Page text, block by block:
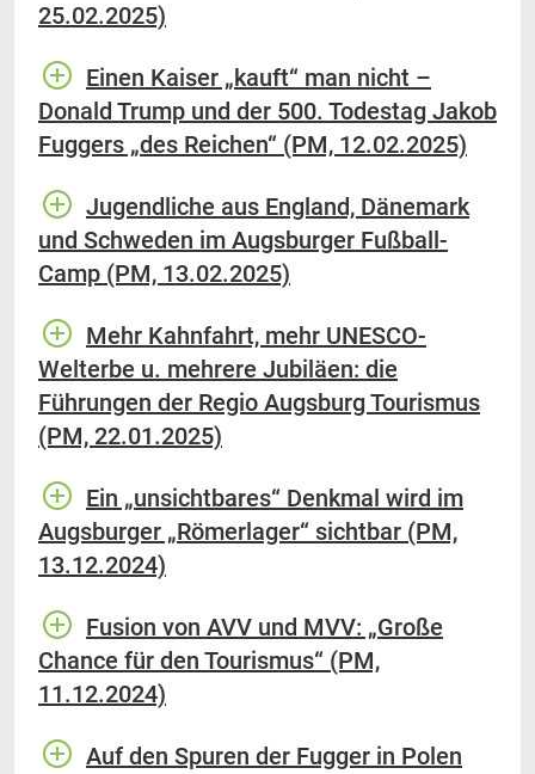
25.02.2025)
Einen Kaiser „kauft“ man nicht –
Donald Trump und der 500. Todestag Jakob
Fuggers „des Reichen“ (PM, 12.02.2025)
Jugendliche aus England, Dänemark
und Schweden im Augsburger Fußball-
Camp (PM, 13.02.2025)
Mehr Kahnfahrt, mehr UNESCO-
Welterbe u. mehrere Jubiläen: die
Führungen der Regio Augsburg Tourismus
(PM, 22.01.2025)
Ein „unsichtbares“ Denkmal wird im
Augsburger „Römerlager“ sichtbar (PM,
13.12.2024)
Fusion von AVV und MVV: „Große
Chance für den Tourismus“ (PM,
11.12.2024)
Auf den Spuren der Fugger in Polen